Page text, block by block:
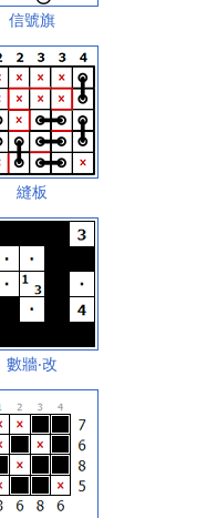
信號旗
縫板
數牆‧改